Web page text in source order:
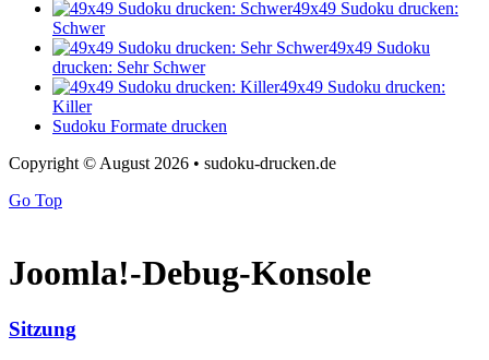
49x49 Sudoku drucken:
Schwer
49x49 Sudoku
drucken: Sehr Schwer
49x49 Sudoku drucken:
Killer
Sudoku Formate drucken
Copyright © August 2026 • sudoku-drucken.de
Go Top
Joomla!-Debug-Konsole
Sitzung